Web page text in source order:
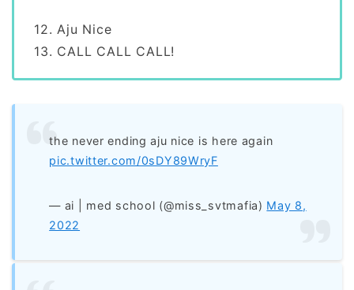
12. Aju Nice
13. CALL CALL CALL!
the never ending aju nice is here again
pic.twitter.com/0sDY89WryF
— ai | med school (@miss_svtmafia) May 8,
2022